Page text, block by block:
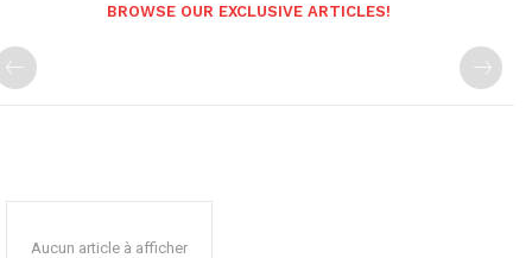
BROWSE OUR EXCLUSIVE ARTICLES!
Aucun article à afficher